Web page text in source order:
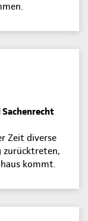
Zeit diverse
zurücktreten,
kommt.